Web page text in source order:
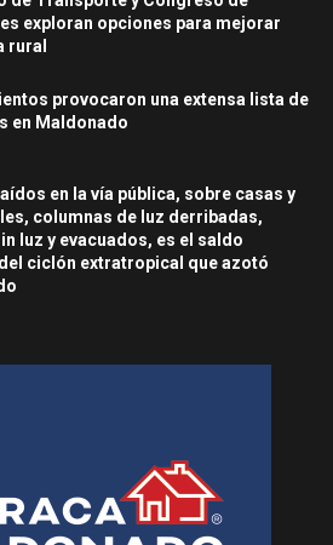
exploran opciones para mejorar
rural
provocaron una extensa lista de
en Maldonado
en la vía pública, sobre casas y
columnas de luz derribadas,
luz y evacuados, es el saldo
ciclón extratropical que azotó